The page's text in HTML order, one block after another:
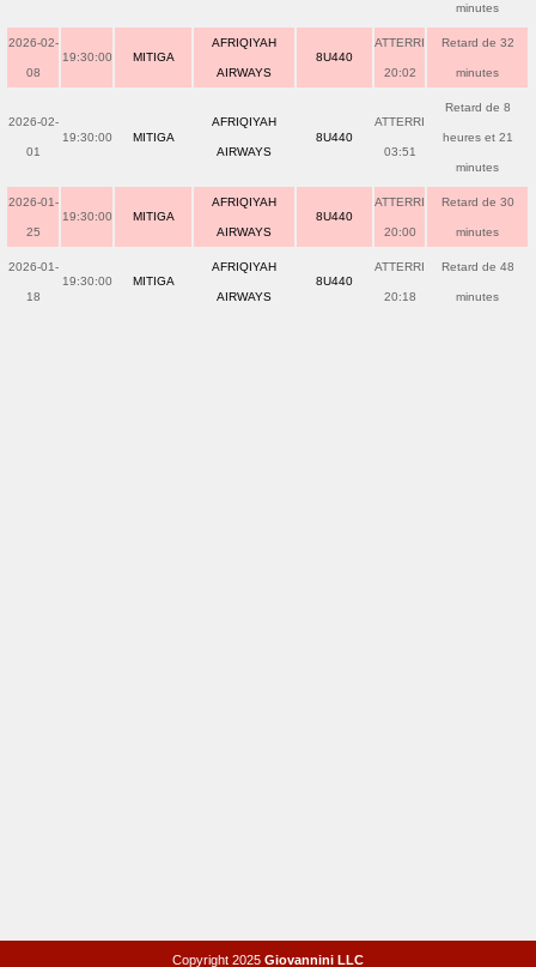
minutes
2026-02-
08
19:30:00 MITIGA
AFRIQIYAH
AIRWAYS
8U440
ATTERRI
20:02
Retard de 32
minutes
2026-02-
01
19:30:00 MITIGA
AFRIQIYAH
AIRWAYS
8U440
ATTERRI
03:51
Retard de 8
heures et 21
minutes
2026-01-
25
19:30:00 MITIGA
AFRIQIYAH
AIRWAYS
8U440
ATTERRI
20:00
Retard de 30
minutes
2026-01-
18
19:30:00 MITIGA
AFRIQIYAH
AIRWAYS
8U440
ATTERRI
20:18
Retard de 48
minutes
Copyright 2025 Giovannini LLC